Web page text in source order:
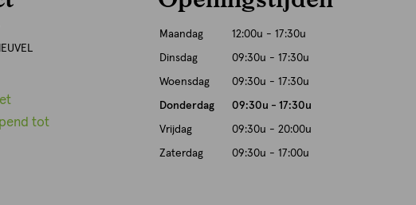
tot
Maandag 12:00u - 17:30u
Dinsdag 09:30u - 17:30u
Woensdag 09:30u - 17:30u
Donderdag 09:30u - 17:30u
Vrijdag 09:30u - 20:00u
Zaterdag 09:30u - 17:00u